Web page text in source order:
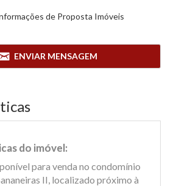
de Proposta Imóveis
ENVIAR MENSAGEM
do imóvel:
para venda no condomínio
II, localizado próximo à